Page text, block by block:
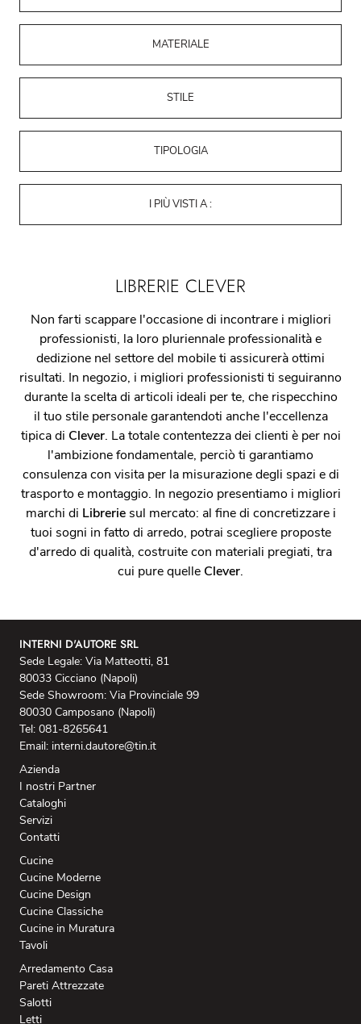
MATERIALE
STILE
TIPOLOGIA
I PIÙ VISTI A :
LIBRERIE CLEVER
Non farti scappare l'occasione di incontrare i migliori
professionisti, la loro pluriennale professionalità e
dedizione nel settore del mobile ti assicurerà ottimi
risultati. In negozio, i migliori professionisti ti seguiranno
durante la scelta di articoli ideali per te, che rispecchino
il tuo stile personale garantendoti anche l'eccellenza
tipica di Clever. La totale contentezza dei clienti è per noi
l'ambizione fondamentale, perciò ti garantiamo
consulenza con visita per la misurazione degli spazi e di
trasporto e montaggio. In negozio presentiamo i migliori
marchi di Libreriesul mercato: al fine di concretizzare i
tuoi sogni in fatto di arredo, potrai scegliere proposte
d'arredo di qualità, costruite con materiali pregiati, tra
cui pure quelle Clever.
INTERNI D'AUTORE SRL
Sede Legale: Via Matteotti, 81
80033 Cicciano (Napoli)
Sede Showroom: Via Provinciale 99
80030 Camposano (Napoli)
Tel: 081-8265641
Email: interni.dautore@tin.it
Azienda
I nostri Partner
Cataloghi
Servizi
Contatti
Cucine
Cucine Moderne
Cucine Design
Cucine Classiche
Cucine in Muratura
Tavoli
Arredamento Casa
Pareti Attrezzate
Salotti
Letti